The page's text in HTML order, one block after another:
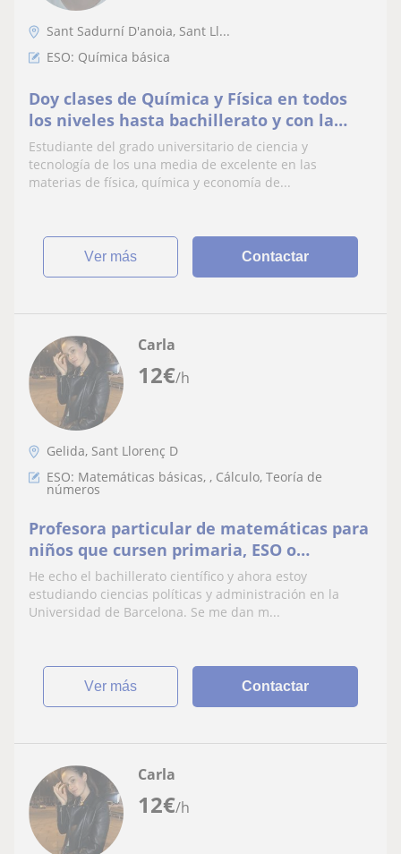
Sant Sadurní D'anoia, Sant Ll...
ESO: Química básica
Doy clases de Química y Física en todos
los niveles hasta bachillerato y con la
mejor metodologia para aprender
Estudiante del grado universitario de ciencia y
tecnología de los una media de excelente en las
materias de física, química y economía de...
ver más Contactar
12€/h
Carla
Gelida, Sant Llorenç D
ESO: Matemáticas básicas, , Cálculo, Teoría de
números
Profesora particular de matemáticas para
niños que cursen primaria, ESO o
bachillerato
He echo el bachillerato científico y ahora estoy
estudiando ciencias políticas y administración en la
Universidad de Barcelona. Se me dan m...
ver más Contactar
12€/h
Carla